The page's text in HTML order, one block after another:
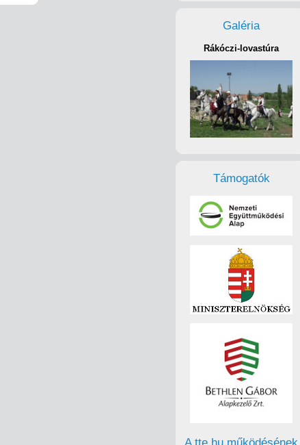
Galéria
Rákóczi-lovastúra
Támogatók